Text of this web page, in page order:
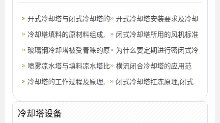
开式冷却塔与闭式冷却塔的
性能比较,开式冷却塔与闭
式冷却塔管道改造连接
开式冷却塔安装要求及冷却
能力,开式冷却塔和闭式冷
却塔的优缺点
冷却塔填料的原材料组成,
冷却塔填料回收
闭式冷却塔所用的风机标准
型,闭式冷却塔价格多少钱
一吨
玻璃钢冷却塔被受青睐的原
因何在,沈阳玻璃钢冷却塔
为什么要定期进行密闭式冷
却塔清洗,为什么要定期进
行产前检查
喷雾凉水塔与填料凉水塔比
较哪个更有优势,凉水塔填
横流闭合冷却塔的应用范
围,冷却塔闭合式配件
冷却塔的工作过程及原理,
闭式冷却塔扛冻原理,闭式
冷却塔设备